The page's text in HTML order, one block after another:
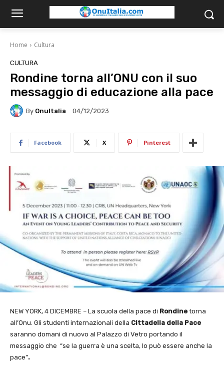
Home Cultura
CULTURA
Rondine torna all’ONU con il suo
messaggio di educazione alla pace
By OnuItalia 04/12/2023
Facebook X Pinterest
NEW YORK, 4 DICEMBRE – La scuola della pace di Rondine torna
all’Onu. Gli studenti internazionali della Cittadella della Pace
saranno domani di nuovo al Palazzo di Vetro portando il
messaggio che “se la guerra è una scelta, lo può essere anche la
pace”.